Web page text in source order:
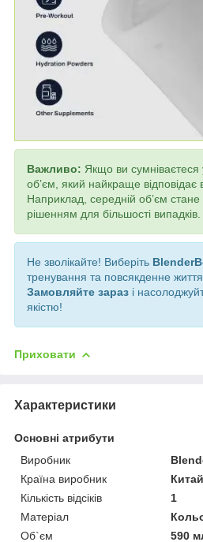
Важливо: Якщо ви сумніваєтеся
об’єм, який найкраще
Наприклад, середній об’єм стане
рішенням для більшості випадків.
Не зволікайте! Виберіть
тренування та повсякденне
Замовляйте зараз і
якістю!
Приховати
Характеристики
Основні атрибути
Виробник
Країна виробник
Китай
Кількість відсіків
1
Матеріал
Об`єм
590